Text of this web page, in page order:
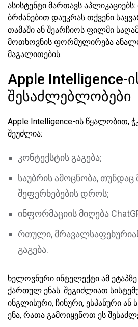
ასისტენტი მართავს
ბრძანებით დაუკრას თქვენი
თამაში ან შეარჩიოს ფილმი
მოთხოვნის ფორმულირება
მაგალითების.
Apple Intelligence-
შესაძლებლობები
Apple Intelligence-ის წყალობით,
შეუძლია:
კონტექსტის გაგება;
საუბრის ამოცნობა, თუნდაც
შეფერხებების დროს;
ინფორმაციის მიღება
რთული,
გაგება.
ხელოვნური ინტელექტი ამ
ქართულ ენას. შეგიძლიათ
ინგლისური, ჩინური, ესპანური ან
ენა, რათა გამოიყენოთ ეს